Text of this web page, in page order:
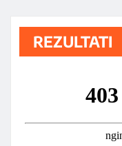
REZULTATI